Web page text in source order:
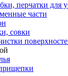
перчатки для
части
совки